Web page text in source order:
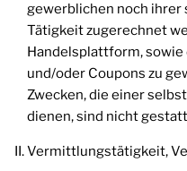
gewerblichen noch
Tätigkeit zugerechnet
Handelsplattform,
und/oder Coupons zu
Zwecken, die einer
dienen, sind nicht
Vermittlungstätigkeit,